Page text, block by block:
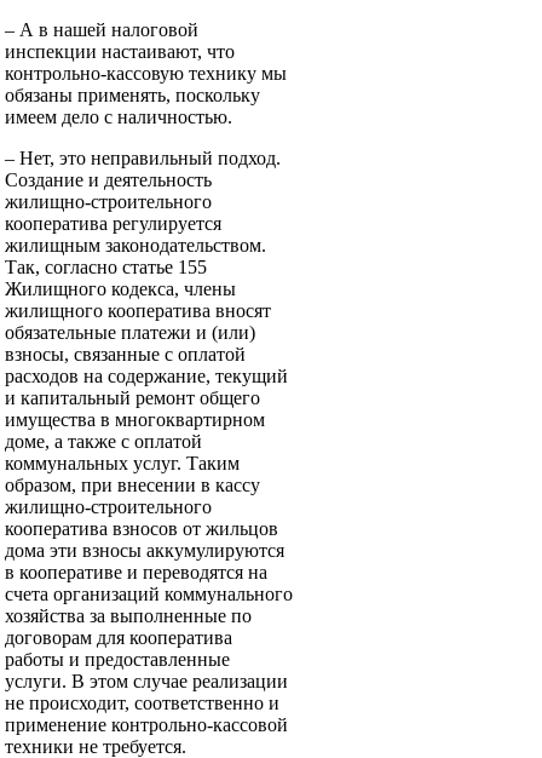
– А в нашей налоговой
инспекции настаивают, что
контрольно-кассовую технику мы
обязаны применять, поскольку
имеем дело с наличностью.
– Нет, это неправильный подход.
Создание и деятельность
жилищно-строительного
кооператива регулируется
жилищным законодательством.
Так, согласно статье 155
Жилищного кодекса, члены
жилищного кооператива вносят
обязательные платежи и (или)
взносы, связанные с оплатой
расходов на содержание, текущий
и капитальный ремонт общего
имущества в многоквартирном
доме, а также с оплатой
коммунальных услуг. Таким
образом, при внесении в кассу
жилищно-строительного
кооператива взносов от жильцов
дома эти взносы аккумулируются
в кооперативе и переводятся на
счета организаций коммунального
хозяйства за выполненные по
договорам для кооператива
работы и предоставленные
услуги. В этом случае реализации
не происходит, соответственно и
применение контрольно-кассовой
техники не требуется.